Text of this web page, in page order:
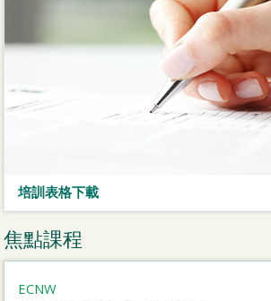
培訓表格下載
焦點課程
ECNW